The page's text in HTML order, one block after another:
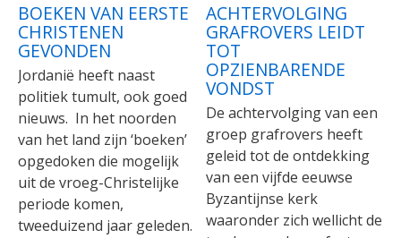
BOEKEN VAN EERSTE
CHRISTENEN
GEVONDEN
Jordanië heeft naast
politiek tumult, ook goed
nieuws. In het noorden
van het land zijn ‘boeken’
opgedoken die mogelijk
uit de vroeg-Christelijke
periode komen,
tweeduizend jaar geleden.
ACHTERVOLGING
GRAFROVERS LEIDT
TOT
OPZIENBARENDE
VONDST
De achtervolging van een
groep grafrovers heeft
geleid tot de ontdekking
van een vijfde eeuwse
Byzantijnse kerk
waaronder zich wellicht de